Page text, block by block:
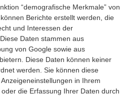
“demografische Merkmale” von
Berichte erstellt werden, die
und Interessen der
Daten stammen aus
von Google sowie aus
Diese Daten können keiner
werden. Sie können diese
in Ihrem
die Erfassung Ihrer Daten durch